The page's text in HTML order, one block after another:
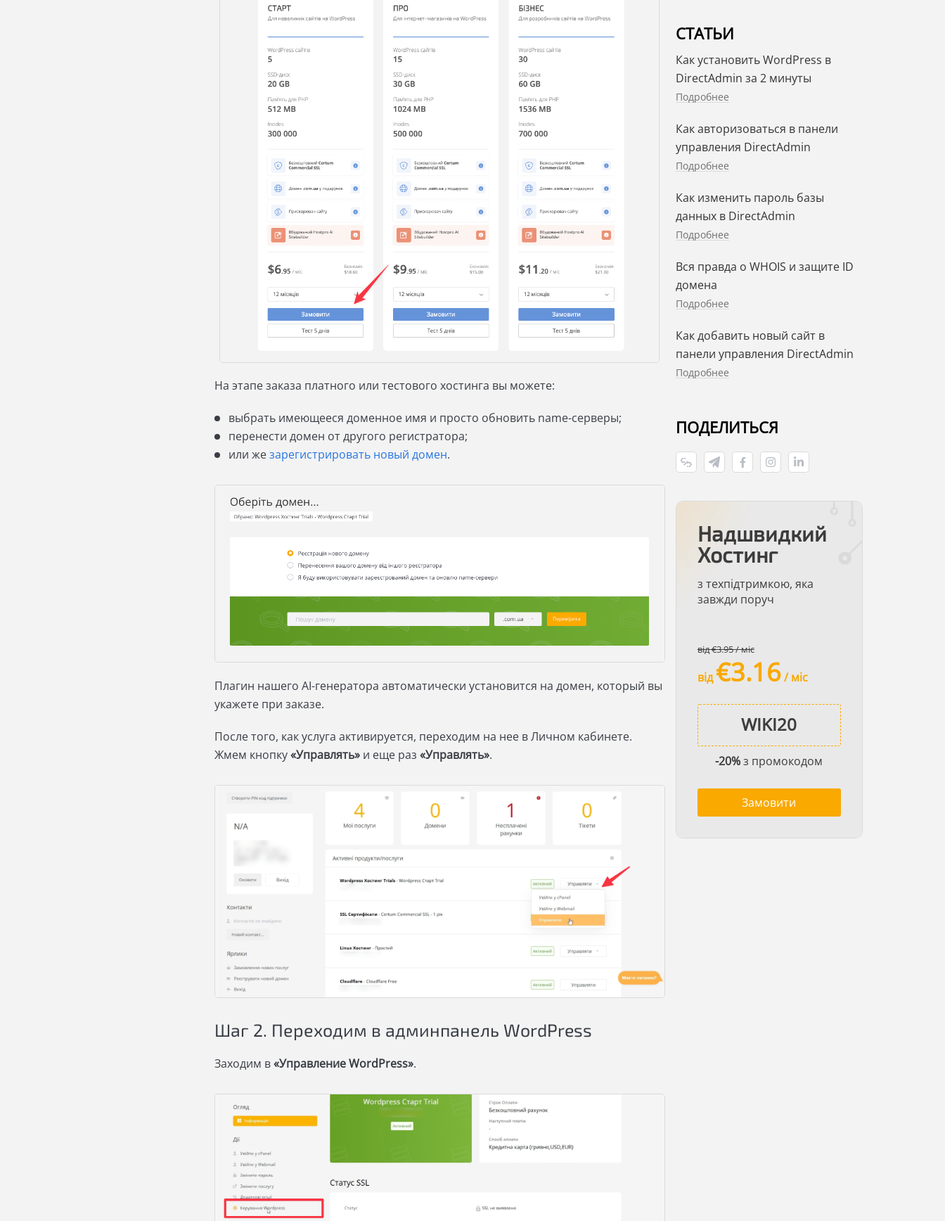
На этапе заказа платного или тестового хостинга вы можете:
выбрать имеющееся доменное имя и просто обновить name-серверы;
перенести домен от другого регистратора;
или жезарегистрировать новый домен.
Плагин нашего AI-генератора автоматически установится на домен, который вы
укажете при заказе.
После того, как услуга активируется, переходим на нее в Личном кабинете.
Жмем кнопку«Управлять»и еще раз «Управлять».
Шаг 2. Переходим в админпанель WordPress
Заходим в«Управление WordPress».
СТАТЬИ
Как установить WordPress в
DirectAdmin за 2 минуты
Подробнее
Как авторизоваться в панели
управления DirectAdmin
Подробнее
Как изменить пароль базы
данных в DirectAdmin
Подробнее
Вся правда о WHOIS и защите ID
домена
Подробнее
Как добавить новый сайт в
панели управления DirectAdmin
Подробнее
ПОДЕЛИТЬСЯ
Надшвидкий
Хостинг
з техпідтримкою, яка
завжди поруч
від €3.95 / міс
від€3.16/ міс
-20%з промокодом
Замовити